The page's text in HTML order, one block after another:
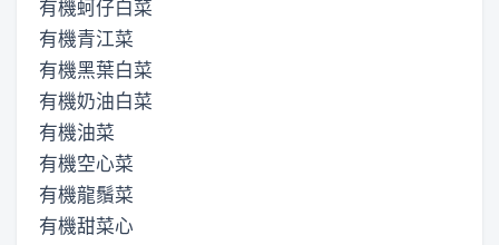
有機蚵仔白菜
有機青江菜
有機黑葉白菜
有機奶油白菜
有機油菜
有機空心菜
有機龍鬚菜
有機甜菜心